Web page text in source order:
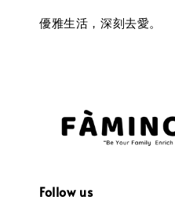
優雅生活，深刻去愛。
Follow us